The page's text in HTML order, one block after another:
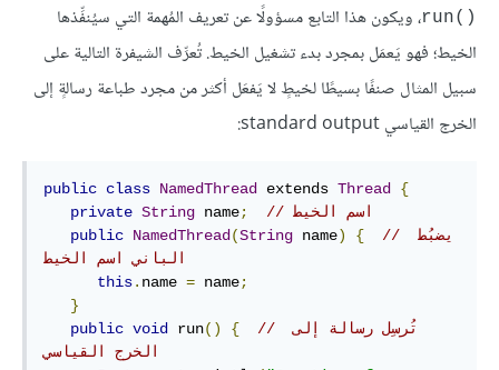
run()‎، ويكون هذا التابع مسؤولًا عن تعريف المُهمة التي سيُنفِّذها
الخيط؛ فهو يَعمَل بمجرد بدء تشغيل الخيط. تُعرِّف الشيفرة التالية على
سبيل المثال صنفًا بسيطًا لخيطٍ لا يَفعَل أكثر من مجرد طباعة رسالةٍ إلى
الخرج القياسي standard output:
public class NamedThread extends Thread
{
private String name;
// اسم الخيط
public NamedThread (String name) {
// يضبُط
الباني اسم الخيط
this. name = name;
}
public void run() {
// تُرسِل رسالة إلى
الخرج القياسي